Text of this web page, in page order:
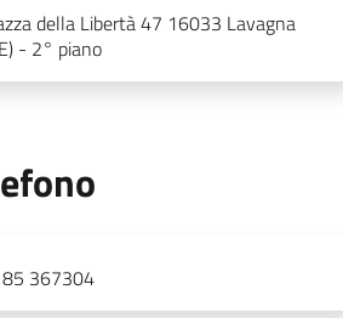
della Libertà 47 16033 Lavagna
- 2° piano
367304